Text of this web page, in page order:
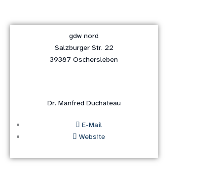
gdw nord
Salzburger Str. 22
39387 Oschersleben
Dr. Manfred Duchateau
E-Mail
Website